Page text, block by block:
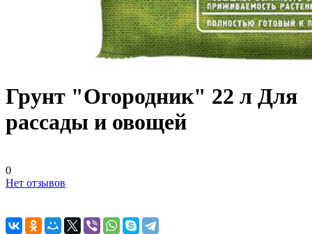
Грунт "Огородник" 22 л Для
рассады и овощей
0
Нет отзывов